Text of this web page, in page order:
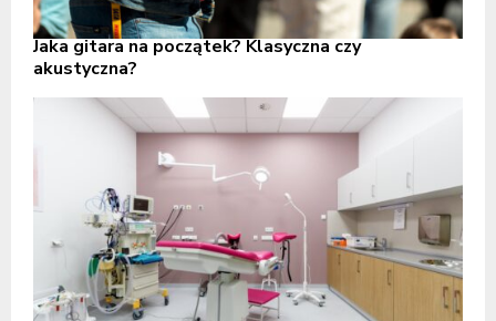
Jaka gitara na początek? Klasyczna czy
akustyczna?